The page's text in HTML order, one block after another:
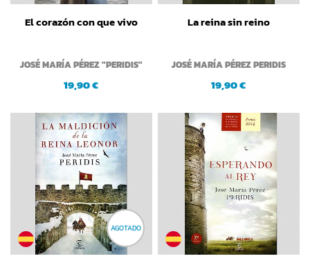
El corazón con que vivo
JOSÉ MARÍA PÉREZ "PERIDIS"
19,90 €
La reina sin reino
JOSÉ MARÍA PÉREZ PERIDIS
19,90 €
AGOTADO